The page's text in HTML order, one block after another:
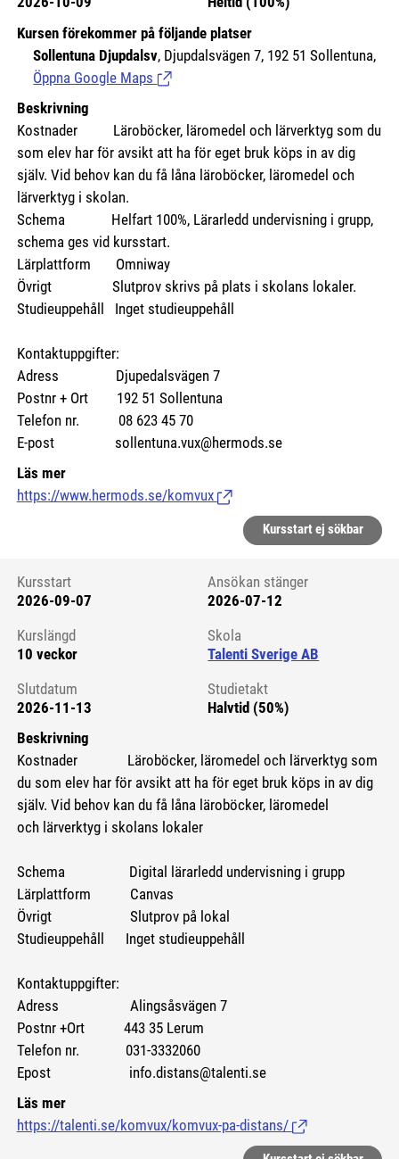
Kursen förekommer på följande platser
Sollentuna Djupdalsv, Djupdalsvägen 7, 192 51 Sollentuna,
Öppna Google Maps (Länk till extern sida.)
Beskrivning
Kostnader Läroböcker, läromedel och lärverktyg som du
som elev har för avsikt att ha för eget bruk köps in av dig
själv. Vid behov kan du få låna läroböcker, läromedel och
lärverktyg i skolan.
Schema Helfart 100%, Lärarledd undervisning i grupp,
schema ges vid kursstart.
Lärplattform Omniway
Övrigt Slutprov skrivs på plats i skolans lokaler.
Studieuppehåll Inget studieuppehåll
Kontaktuppgifter:
Adress Djupedalsvägen 7
Postnr + Ort 192 51 Sollentuna
Telefon nr. 08 623 45 70
E-post sollentuna.vux@hermods.se
Läs mer
https://www.hermods.se/komvux (Länk till extern sida.)
Kursstart ej sökbar
Kursstart 6275459
Kursstart
2026-09-07
Ansökan stänger
2026-07-12
Kurslängd
10 veckor
Skola
Talenti Sverige AB
Slutdatum
2026-11-13
Studietakt
Halvtid (50%)
Beskrivning
Kostnader Läroböcker, läromedel och lärverktyg som
du som elev har för avsikt att ha för eget bruk köps in av dig
själv. Vid behov kan du få låna läroböcker, läromedel
och lärverktyg i skolans lokaler
Schema Digital lärarledd undervisning i grupp
Lärplattform Canvas
Övrigt Slutprov på lokal
Studieuppehåll Inget studieuppehåll
Kontaktuppgifter:
Adress Alingsåsvägen 7
Postnr +Ort 443 35 Lerum
Telefon nr. 031-3332060
Epost info.distans@talenti.se
Läs mer
https://talenti.se/komvux/komvux-pa-distans/ (Länk till extern